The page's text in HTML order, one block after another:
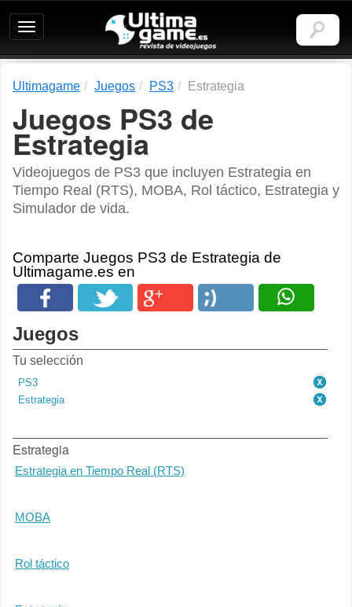
Ultimagame:
Revista
de
Ultimagame Juegos PS3 Estrategia
Juegos PS3 de
Estrategia
Videojuegos de PS3 que incluyen Estrategia en
Tiempo Real (RTS), MOBA, Rol táctico, Estrategia y
Simulador de vida.
Comparte Juegos PS3 de Estrategia de
Ultimagame.es en
Juegos
Tu selección
PS3
Estrategia
Estrategia
Estrategia en Tiempo Real (RTS)
MOBA
Rol táctico